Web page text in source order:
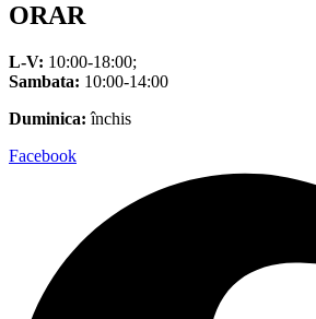
ORAR
L-V: 10:00-18:00;
Sambata: 10:00-14:00
Duminica: închis
Facebook